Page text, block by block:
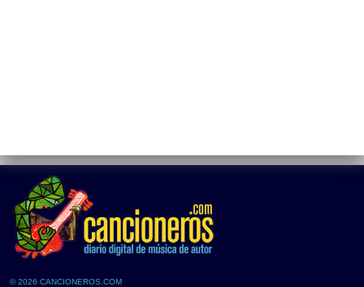
© 2026 CANCIONEROS.COM